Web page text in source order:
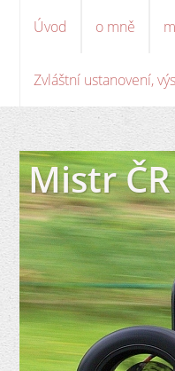
Úvod o mně
Zvláštní ustanovení,
Mistr